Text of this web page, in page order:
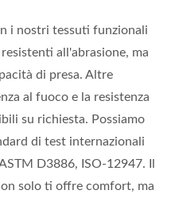
i nostri tessuti funzionali
all'abrasione, ma
di presa. Altre
al fuoco e la resistenza
su richiesta. Possiamo
di test internazionali
D3886, ISO-12947. Il
solo ti offre comfort, ma